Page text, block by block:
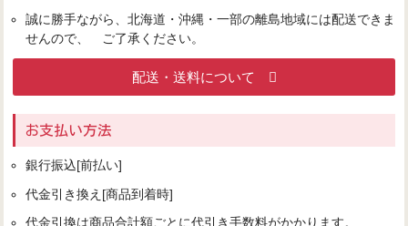
誠に勝手ながら、北海道・沖縄・一部の離島地域には配送できま
せんので、 ご了承ください。
配送・送料について
お支払い方法
銀行振込[前払い]
代金引き換え[商品到着時]
代金引換は商品合計額ごとに代引き手数料がかかります。